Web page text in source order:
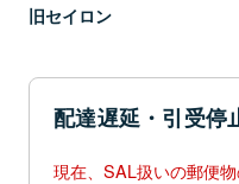
旧セイロン
配達遅延・引受停
現在、SAL扱いの郵便